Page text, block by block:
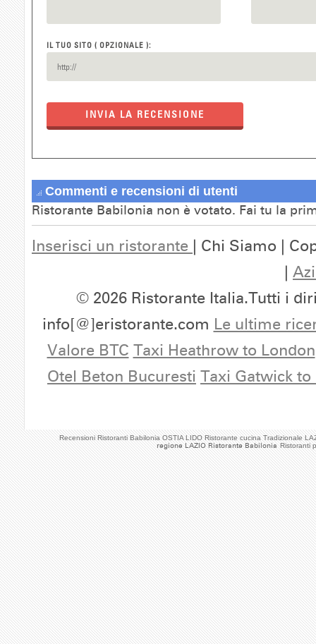
Recensioni Ristoranti Babilonia OSTIA LIDO Ristorante cucina Tradizionale
regione LAZIO Ristorante Babilonia Ristoranti
IL TUO SITO ( OPZIONALE ):
INVIA LA RECENSIONE
Commenti e recensioni di utenti
Ristorante Babilonia non è votato. Fai tu la
Inserisci un ristorante | Chi Siamo |
|
© 2026 Ristorante Italia.Tutti i
info[@]eristorante.com Le ultime
Valore BTC Taxi Heathrow to London
Otel Beton Bucuresti Taxi Gatwick to